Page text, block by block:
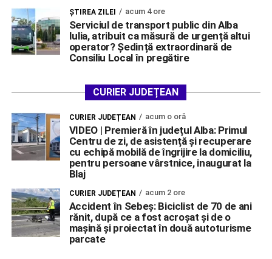
ŞTIREA ZILEI acum 4 ore
Serviciul de transport public din Alba
Iulia, atribuit ca măsură de urgență altui
operator? Ședință extraordinară de
Consiliu Local în pregătire
CURIER JUDEȚEAN
CURIER JUDEȚEAN acum o oră
VIDEO | Premieră în județul Alba: Primul
Centru de zi, de asistență și recuperare
cu echipă mobilă de îngrijire la domiciliu,
pentru persoane vârstnice, inaugurat la
Blaj
CURIER JUDEȚEAN acum 2 ore
Accident în Sebeș: Biciclist de 70 de ani
rănit, după ce a fost acroșat și de o
mașină și proiectat în două autoturisme
parcate